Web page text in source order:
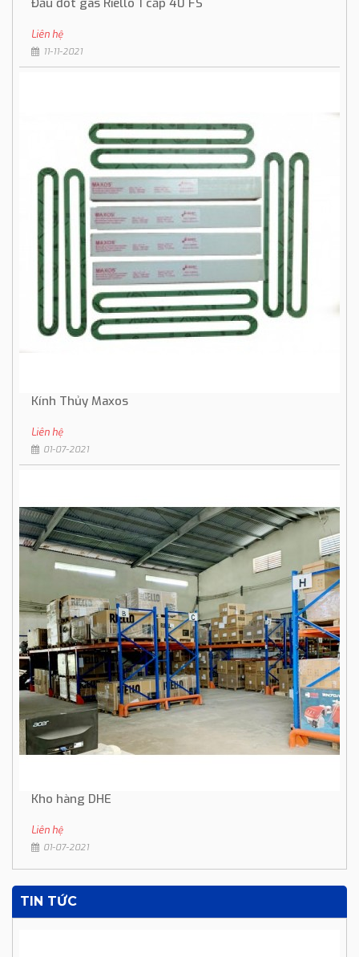
Đầu đốt gas Riello 1 cấp 40 FS
Liên hệ
11-11-2021
Kính Thủy Maxos
Liên hệ
01-07-2021
Kho hàng DHE
Liên hệ
01-07-2021
TIN TỨC